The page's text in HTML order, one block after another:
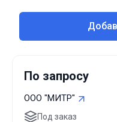
исполнениеГруппа В3
исполнение УХЛ
По запросу
ООО "МИТР"
Под заказ